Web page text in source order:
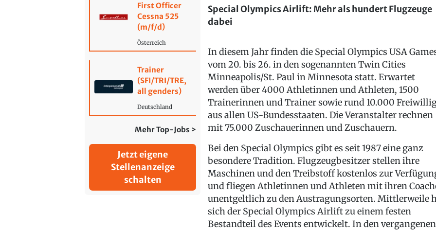
First Officer
Cessna 525
(m/f/d)
Österreich
Trainer
(SFI/TRI/TRE,
all genders)
Deutschland
Mehr Top-Jobs >
Jetzt eigene
Stellenanzeige
schalten
Special Olympics Airlift: Mehr als hundert Flugzeuge
dabei
In diesem Jahr finden die Special Olympics USA
vom 20. bis 26. in den sogenannten Twin Cities
Minneapolis/St. Paul in Minnesota statt. Erwartet
werden über 4000 Athletinnen und Athleten, 1500
Trainerinnen und Trainer sowie rund 10.000
aus allen US-Bundesstaaten. Die Veranstalter rechnen
mit 75.000 Zuschauerinnen und Zuschauern.
Bei den Special Olympics gibt es seit 1987 eine ganz
besondere Tradition. Flugzeugbesitzer stellen ihre
Maschinen und den Treibstoff kostenlos zur
und fliegen Athletinnen und Athleten mit ihren
unentgeltlich zu den Austragungsorten. Mittlerweile
sich der Special Olympics Airlift zu einem festen
Bestandteil des Events entwickelt. In den vergangenen